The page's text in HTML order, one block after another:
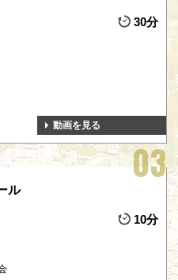
30分
動画を見る
ル
10分